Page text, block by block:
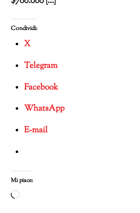
Condividi:
X
Telegram
Facebook
WhatsApp
E-mail
Mi piace:
Caricamento